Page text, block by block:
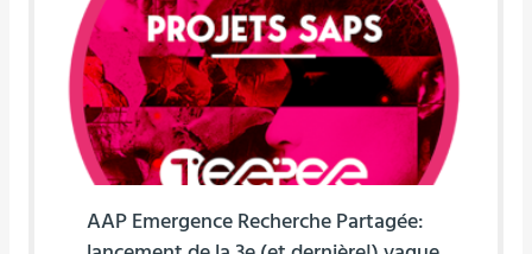
AAP Emergence Recherche Partagée: